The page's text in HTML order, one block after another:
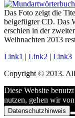
Das Foto zeigt die
beigefügter CD. Das
erschien in der
Weihnachten 2013
Link1 | Link2 | Link3
Copyright © 2013.
Diese Website
nutzen, gehen wir
Datenschutzhinweis